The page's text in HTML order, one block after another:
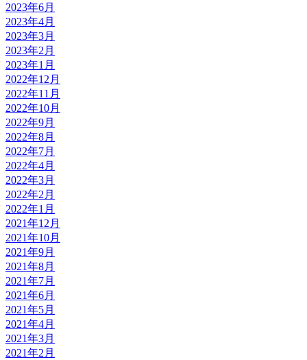
2023年6月
2023年4月
2023年3月
2023年2月
2023年1月
2022年12月
2022年11月
2022年10月
2022年9月
2022年8月
2022年7月
2022年4月
2022年3月
2022年2月
2022年1月
2021年12月
2021年10月
2021年9月
2021年8月
2021年7月
2021年6月
2021年5月
2021年4月
2021年3月
2021年2月